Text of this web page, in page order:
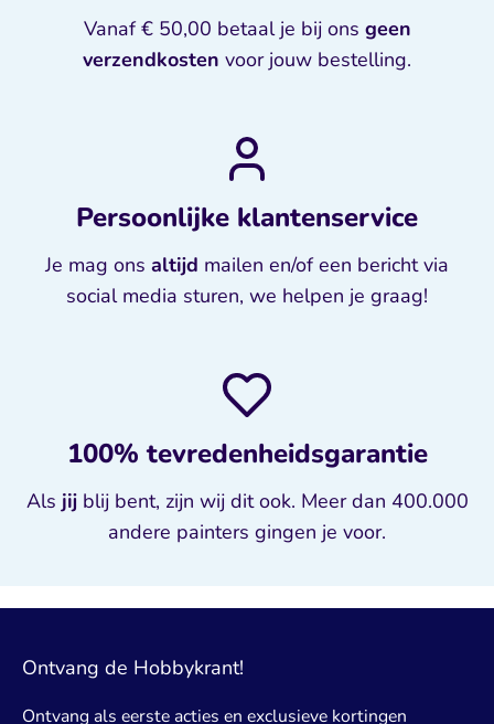
Vanaf € 50,00 betaal je bij ons geen
verzendkosten voor jouw bestelling.
Persoonlijke klantenservice
Je mag ons altijd mailen en/of een bericht via
social media sturen, we helpen je graag!
100% tevredenheidsgarantie
Als jij blij bent, zijn wij dit ook. Meer dan 400.000
andere painters gingen je voor.
Ontvang de Hobbykrant!
Ontvang als eerste acties en exclusieve kortingen